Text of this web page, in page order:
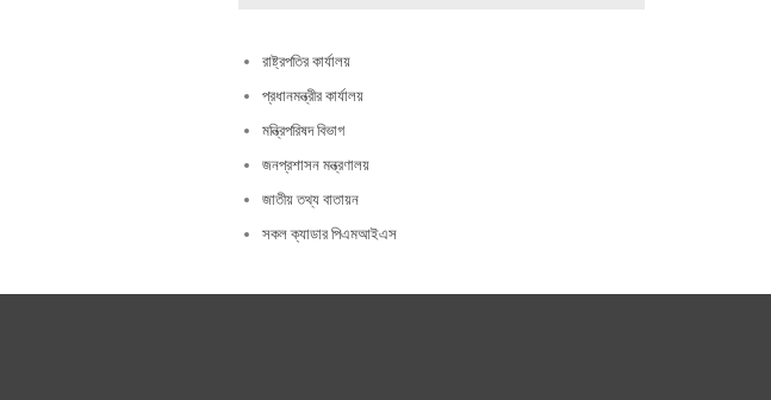
রাষ্ট্রপতির কার্যালয়
প্রধানমন্ত্রীর কার্যালয়
মন্ত্রিপরিষদ বিভাগ
জনপ্রশাসন মন্ত্রণালয়
জাতীয় তথ্য বাতায়ন
সকল ক্যাডার পিএমআইএস